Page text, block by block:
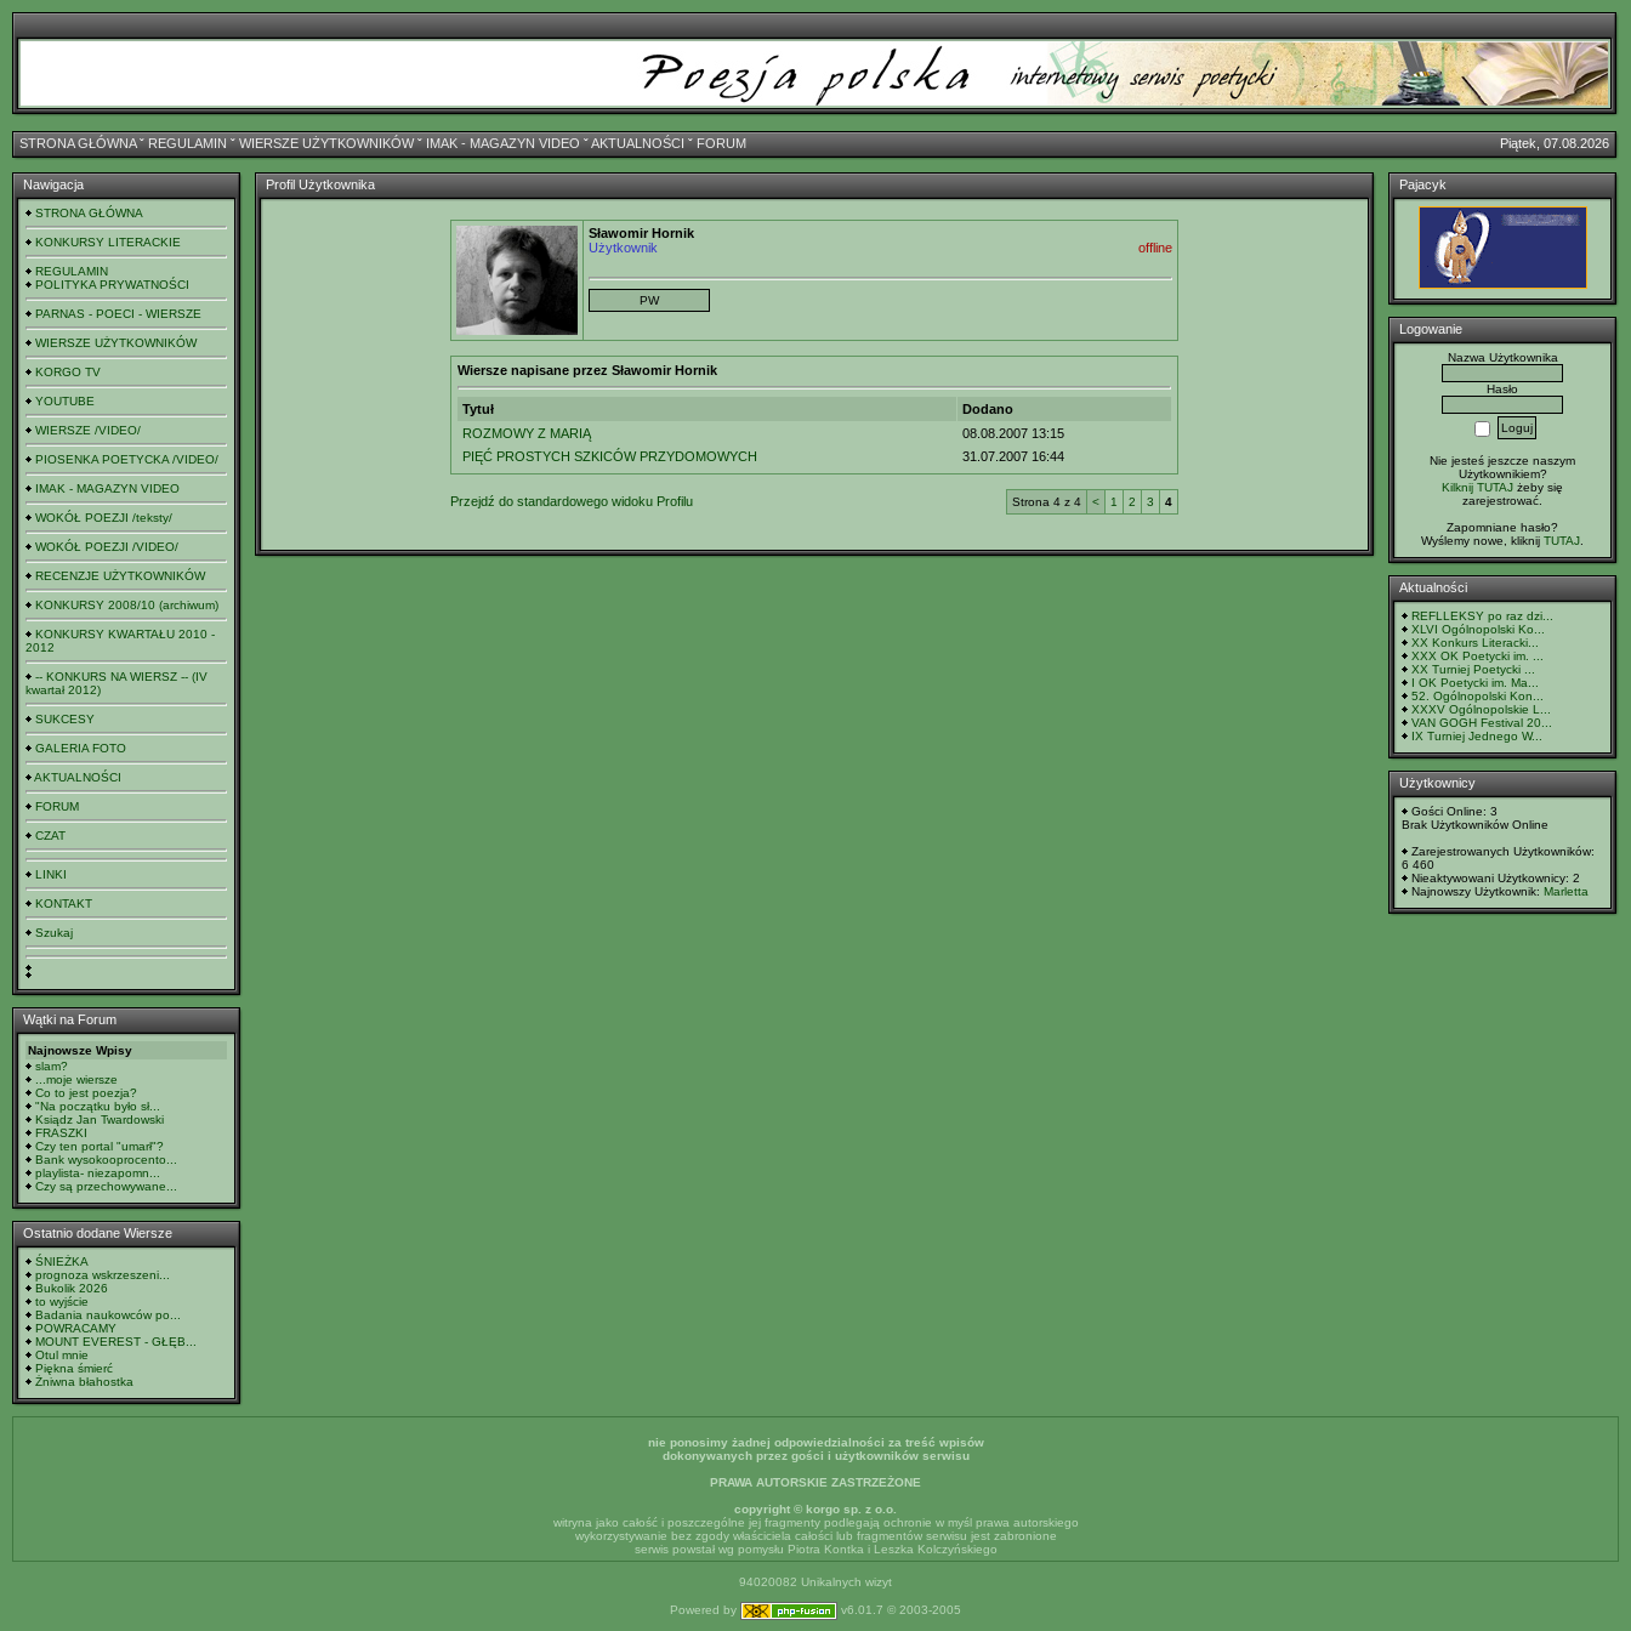
STRONA GŁÓWNAˇ REGULAMIN ˇ WIERSZE UŻYTKOWNIKÓWˇ IMAK - MAGAZYN VIDEO ˇAKTUALNOŚCI ˇ FORUM Piątek, 07.08.2026
Nawigacja
STRONA GŁÓWNA
KONKURSY LITERACKIE
REGULAMIN
POLITYKA PRYWATNOŚCI
PARNAS - POECI - WIERSZE
WIERSZE UŻYTKOWNIKÓW
KORGO TV
YOUTUBE
WIERSZE /VIDEO/
PIOSENKA POETYCKA /VIDEO/
IMAK - MAGAZYN VIDEO
WOKÓŁ POEZJI /teksty/
WOKÓŁ POEZJI /VIDEO/
RECENZJE UŻYTKOWNIKÓW
KONKURSY 2008/10 (archiwum)
KONKURSY KWARTAŁU 2010 -
2012
-- KONKURS NA WIERSZ -- (IV
kwartał 2012)
SUKCESY
GALERIA FOTO
AKTUALNOŚCI
FORUM
CZAT
LINKI
KONTAKT
Szukaj
Wątki na Forum
Najnowsze Wpisy
slam?
...moje wiersze
Co to jest poezja?
"Na początku było sł...
Ksiądz Jan Twardowski
FRASZKI
Czy ten portal "umarł"?
Bank wysokooprocento...
playlista- niezapomn...
Czy są przechowywane...
Ostatnio dodane Wiersze
ŚNIEŻKA
prognoza wskrzeszeni...
Bukolik 2026
to wyjście
Badania naukowców po...
POWRACAMY
MOUNT EVEREST - GŁĘB...
Otul mnie
Piękna śmierć
Żniwna błahostka
Profil Użytkownika
Sławomir Hornik
Użytkownik
offline
Wiersze napisane przez Sławomir Hornik
Tytuł
Dodano
ROZMOWY Z MARIĄ
08.08.2007 13:15
PIĘĆ PROSTYCH SZKICÓW PRZYDOMOWYCH
31.07.2007 16:44
Przejdź do standardowego widoku Profilu Strona 4 z 4 < 1 2 3 4
Pajacyk
Logowanie
Nazwa Użytkownika
Hasło
Nie jesteś jeszcze naszym
Użytkownikiem?
Kilknij TUTAJ żeby się
zarejestrować.
Zapomniane hasło?
Wyślemy nowe, kliknij TUTAJ
Aktualności
REFLLEKSY po raz dzi...
XLVI Ogólnopolski Ko...
XX Konkurs Literacki...
XXX OK Poetycki im. ...
XX Turniej Poetycki ...
I OK Poetycki im. Ma...
52. Ogólnopolski Kon...
XXXV Ogólnopolskie L...
VAN GOGH Festival 20...
IX Turniej Jednego W...
Użytkownicy
Gości Online: 3
Brak Użytkowników Online
Zarejestrowanych Użytkowników:
6 460
Nieaktywowani Użytkownicy: 2
Najnowszy Użytkownik: Marletta
nie ponosimy żadnej odpowiedzialności za treść wpisów
dokonywanych przez gości i użytkowników serwisu
PRAWA AUTORSKIE ZASTRZEŻONE
copyright © korgo sp. z o.o.
witryna jako całość i poszczególne jej fragmenty podlegają ochronie w myśl prawa autorskiego
wykorzystywanie bez zgody właściciela całości lub fragmentów serwisu jest zabronione
serwis powstał wg pomysłu Piotra Kontka i Leszka Kolczyńskiego
94020082 Unikalnych wizyt
Powered by v6.01.7 © 2003-2005